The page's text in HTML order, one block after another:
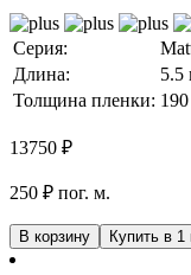
Серия:
Длина:
5.5
Толщина пленки:
13750 ₽
250 ₽ пог. м.
В корзину Купить в 1